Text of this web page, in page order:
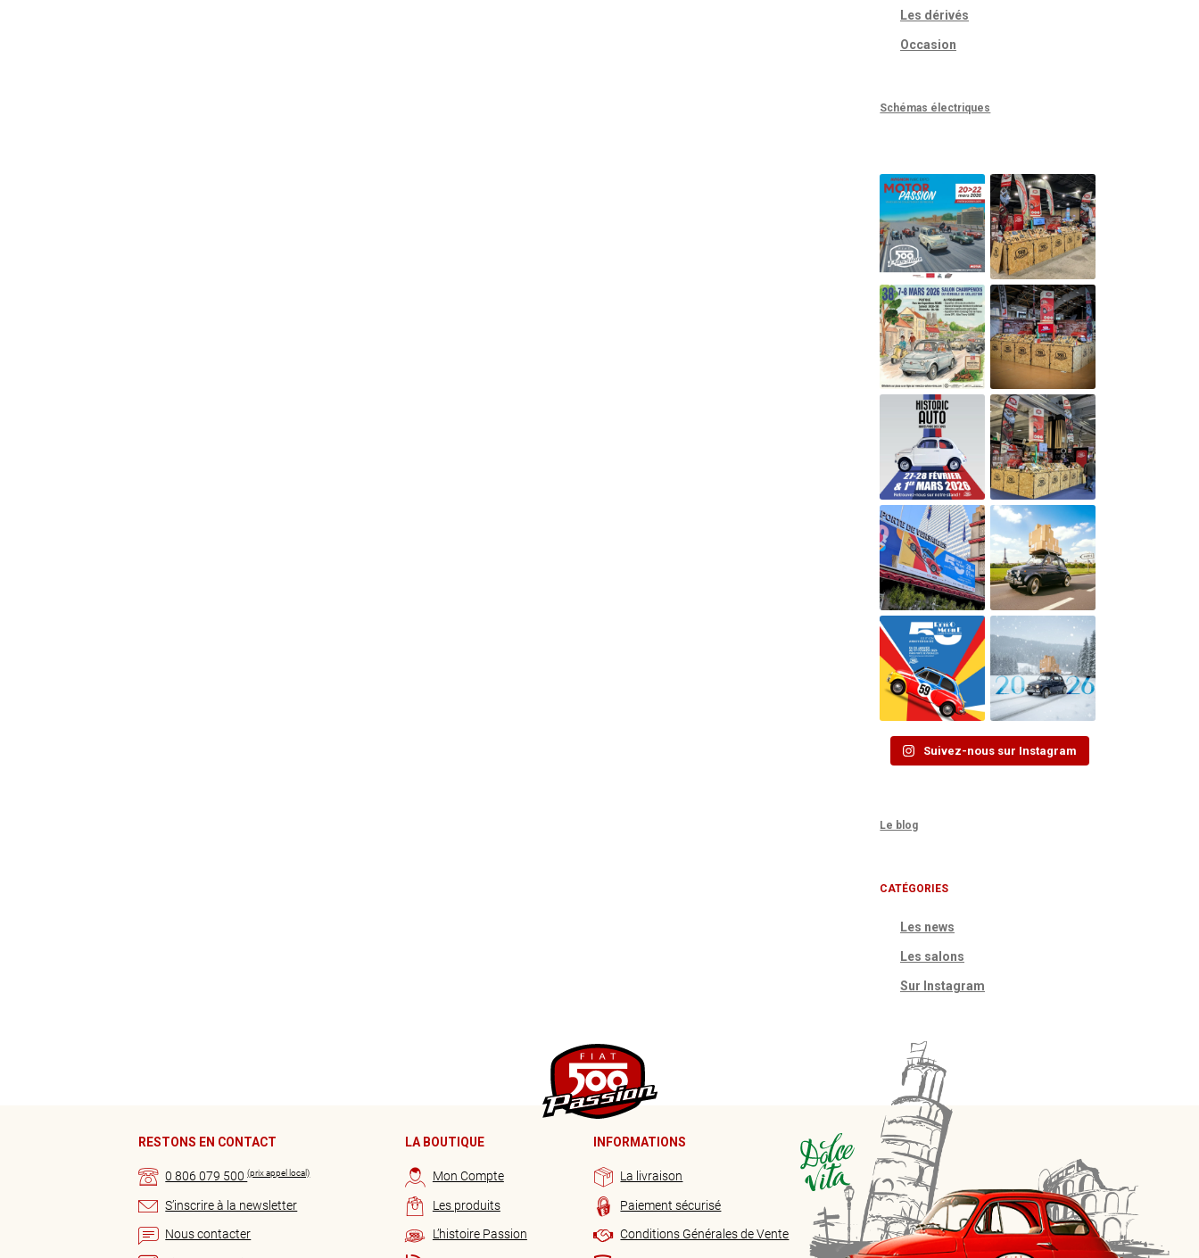
Les dérivés
Occasion
Schémas électriques
Suivez-nous sur Instagram
Le blog
CATÉGORIES
Les news
Les salons
Sur Instagram
RESTONS EN CONTACT
0 806 079 500(prix appel local)
S’inscrire à la newsletter
Nous contacter
LA BOUTIQUE
Mon Compte
Les produits
L’histoire Passion
INFORMATIONS
La livraison
Paiement sécurisé
Conditions Générales de Vente